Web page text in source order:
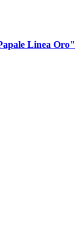
Linea Oro"